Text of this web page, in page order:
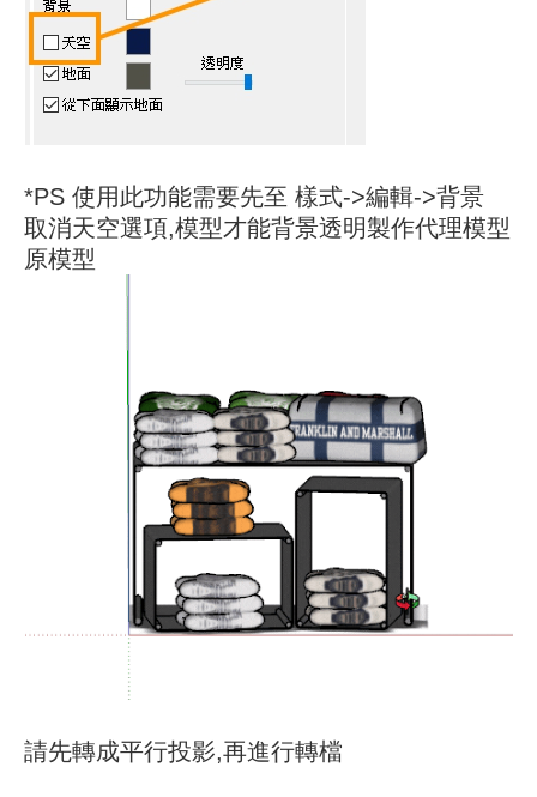
*PS 使用此功能需要先至 樣式->編輯->背景
取消天空選項,模型才能背景透明製作代理模型
原模型
請先轉成平行投影,再進行轉檔